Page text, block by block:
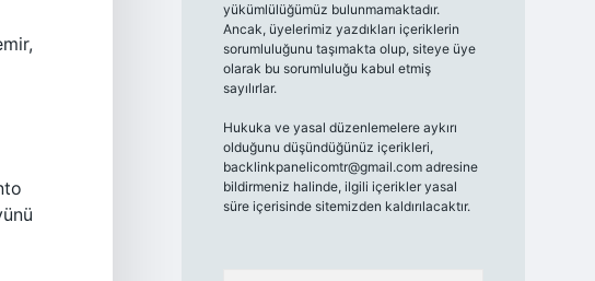
yükümlülüğümüz bulunmamaktadır.
Ancak, üyelerimiz yazdıkları içeriklerin
sorumluluğunu taşımakta olup, siteye üye
olarak bu sorumluluğu kabul etmiş
sayılırlar.
Hukuka ve yasal düzenlemelere aykırı
olduğunu düşündüğünüz içerikleri,
backlinkpanelicomtr@gmail.comadresine
bildirmeniz halinde, ilgili içerikler yasal
süre içerisinde sitemizden kaldırılacaktır.